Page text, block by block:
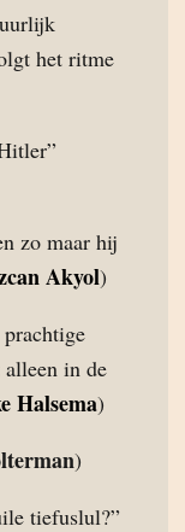
het ritme
zo maar hij
Akyol)
in de
Halsema)
)
tiefuslul?”